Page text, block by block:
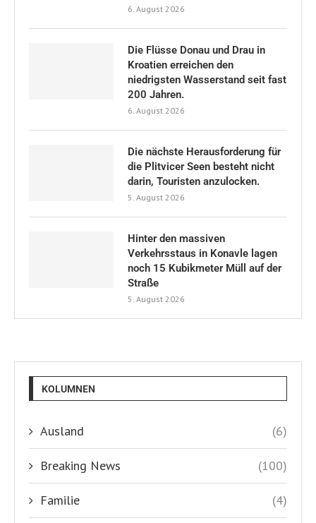
6. August 2026
Die Flüsse Donau und Drau in
Kroatien erreichen den
niedrigsten Wasserstand seit fast
200 Jahren.
6. August 2026
Die nächste Herausforderung für
die Plitvicer Seen besteht nicht
darin, Touristen anzulocken.
5. August 2026
Hinter den massiven
Verkehrsstaus in Konavle lagen
noch 15 Kubikmeter Müll auf der
Straße
5. August 2026
KOLUMNEN
Ausland (6)
Breaking News (100)
Familie (4)